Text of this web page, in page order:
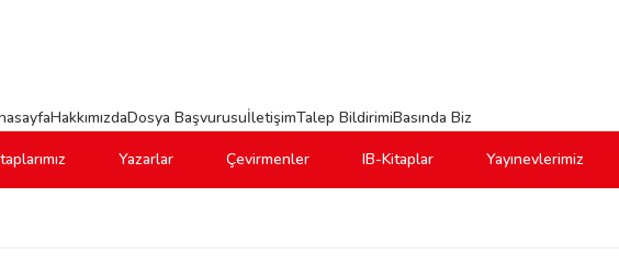
HakkımızdaDosya BaşvurusuİletişimTalep BildirimiBasında Biz
Yazarlar Çevirmenler IB-Kitaplar Yayınevlerimiz